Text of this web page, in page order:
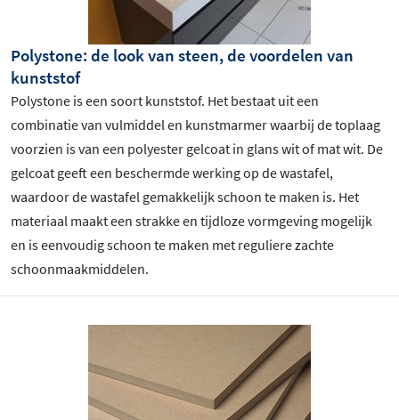
Polystone: de look van steen, de voordelen van
kunststof
Polystone is een soort kunststof. Het bestaat uit een
combinatie van vulmiddel en kunstmarmer waarbij de toplaag
voorzien is van een polyester gelcoat in glans wit of mat wit. De
gelcoat geeft een beschermde werking op de wastafel,
waardoor de wastafel gemakkelijk schoon te maken is. Het
materiaal maakt een strakke en tijdloze vormgeving mogelijk
en is eenvoudig schoon te maken met reguliere zachte
schoonmaakmiddelen.